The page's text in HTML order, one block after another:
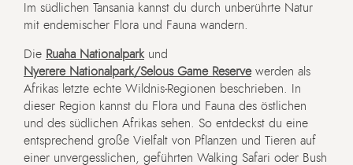
Im südlichen Tansania kannst du durch unberührte Natur
mit endemischer Flora und Fauna wandern.
Die Ruaha Nationalpark und
Nyerere Nationalpark/Selous Game Reservewerden als
Afrikas letzte echte Wildnis-Regionen beschrieben. In
dieser Region kannst du Flora und Fauna des östlichen
und des südlichen Afrikas sehen. So entdeckst du eine
entsprechend große Vielfalt von Pflanzen und Tieren auf
einer unvergesslichen, geführten Walking Safari oder Bush